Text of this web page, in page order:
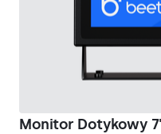
Monitor Dotykowy